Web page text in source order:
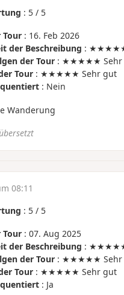
: 5/ 5
Tour: 16. Feb 2026
der Beschreibung : ★★★★★
der Tour: ★★★★★ Sehr
Tour: ★★★★★ Sehr gut
: Nein
Wanderung
08:11
: 5/ 5
Tour: 07. Aug 2025
der Beschreibung : ★★★★★
der Tour: ★★★★★ Sehr
Tour: ★★★★★ Sehr gut
: Ja